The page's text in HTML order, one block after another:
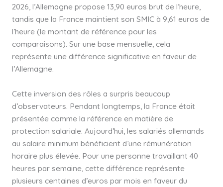
2026, l’Allemagne propose 13,90 euros brut de l’heure,
tandis que la France maintient son SMIC à 9,61 euros de
l’heure (le montant de référence pour les
comparaisons). Sur une base mensuelle, cela
représente une différence significative en faveur de
l’Allemagne.
Cette inversion des rôles a surpris beaucoup
d’observateurs. Pendant longtemps, la France était
présentée comme la référence en matière de
protection salariale. Aujourd’hui, les salariés allemands
au salaire minimum bénéficient d’une rémunération
horaire plus élevée. Pour une personne travaillant 40
heures par semaine, cette différence représente
plusieurs centaines d’euros par mois en faveur du